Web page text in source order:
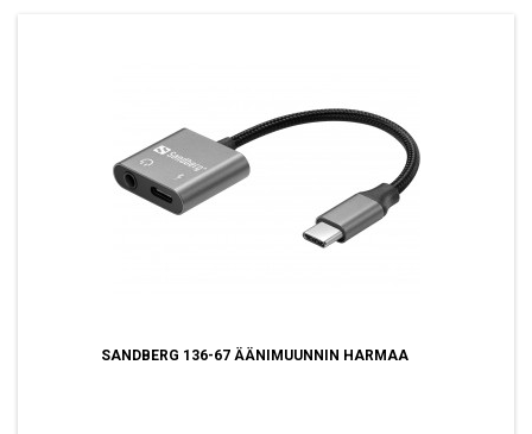
SANDBERG 136-67 ÄÄNIMUUNNIN HARMAA